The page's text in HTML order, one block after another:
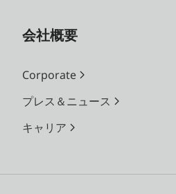
会社概要
Corporate
プレス＆ニュース
キャリア